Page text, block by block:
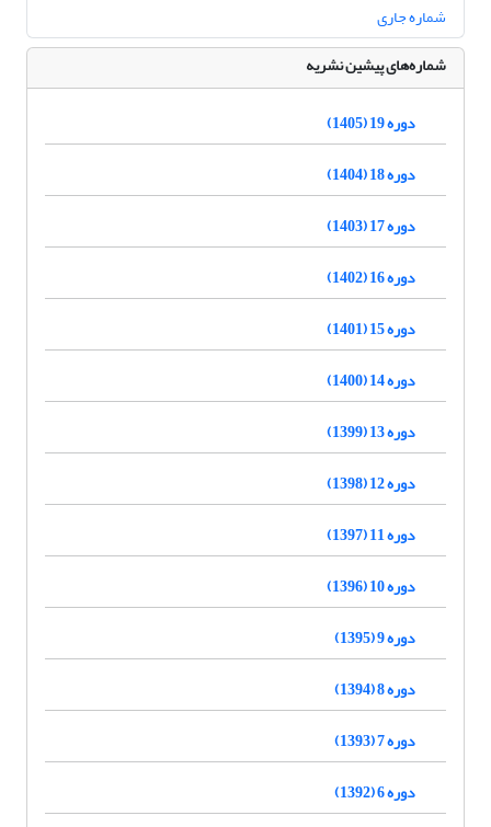
شماره جاری
شماره‌های پیشین نشریه
دوره 19 (1405)
دوره 18 (1404)
دوره 17 (1403)
دوره 16 (1402)
دوره 15 (1401)
دوره 14 (1400)
دوره 13 (1399)
دوره 12 (1398)
دوره 11 (1397)
دوره 10 (1396)
دوره 9 (1395)
دوره 8 (1394)
دوره 7 (1393)
دوره 6 (1392)